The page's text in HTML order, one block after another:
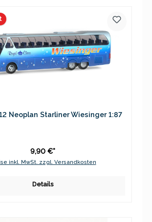
Neoplan Starliner Wiesinger 1:87
9,90 €*
inkl. MwSt. zzgl. Versandkosten
Details